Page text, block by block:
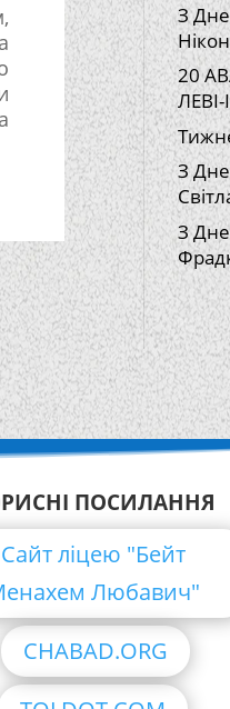
З
20
З
З
ПОСИЛАННЯ
Сайт ліцею "Бейт
Любавич"
CHABAD.ORG